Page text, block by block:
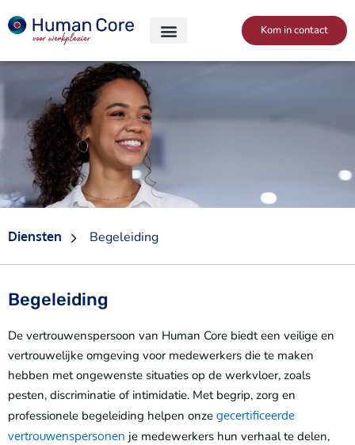
to
Kom in contact
Diensten Begeleiding
Begeleiding
De vertrouwenspersoon van Human Core biedt een veilige en
vertrouwelijke omgeving voor medewerkers die te maken
hebben met ongewenste situaties op de werkvloer, zoals
pesten, discriminatie of intimidatie. Met begrip, zorg en
professionele begeleiding helpen onze gecertificeerde
vertrouwenspersonen je medewerkers hun verhaal te delen,